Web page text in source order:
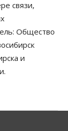
226 млн со
проект
связи,
Общество
и